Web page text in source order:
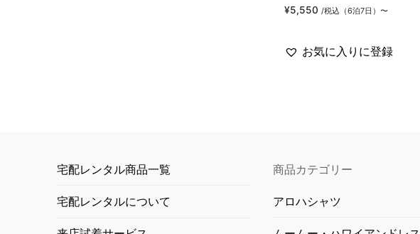
¥5,550 /税込（6泊7日）〜
お気に入りに登録
宅配レンタル商品一覧
宅配レンタルについて
商品カテゴリー
アロハシャツ